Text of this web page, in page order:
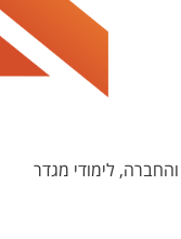
לימודי מגדר